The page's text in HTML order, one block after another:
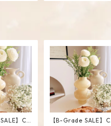
】Ch
【B-Grade SALE】Ch